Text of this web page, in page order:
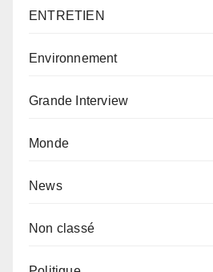
ENTRETIEN
Environnement
Grande Interview
Monde
News
Non classé